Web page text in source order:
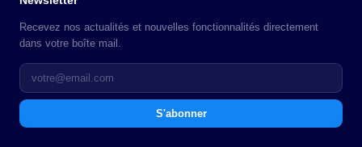
Recevez nos actualités et nouvelles fonctionnalités directement
dans votre boîte mail.
S'abonner